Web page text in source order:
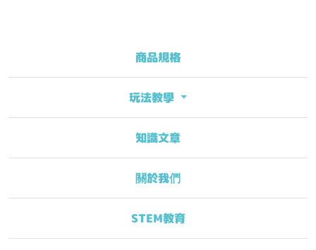
商品規格
玩法教學
知識文章
關於我們
STEM教育